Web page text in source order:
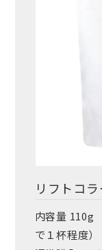
リフトコ
内容量 110g
で１杯程度）